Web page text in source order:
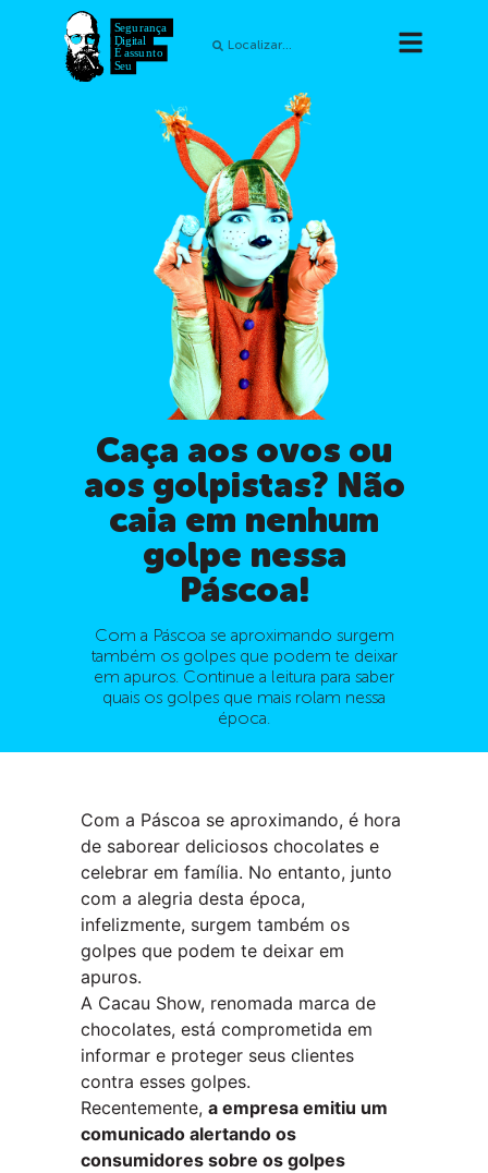
Caça aos ovos ou
aos golpistas? Não
caia em nenhum
golpe nessa
Páscoa!
Com a Páscoa se aproximando surgem
também os golpes que podem te deixar
em apuros. Continue a leitura para saber
quais os golpes que mais rolam nessa
época.
Com a Páscoa se aproximando, é hora
de saborear deliciosos chocolates e
celebrar em família. No entanto, junto
com a alegria desta época,
infelizmente, surgem também os
golpes que podem te deixar em
apuros.
A Cacau Show, renomada marca de
chocolates, está comprometida em
informar e proteger seus clientes
contra esses golpes.
Recentemente, a empresa emitiu um
comunicado alertando os
consumidores sobre os golpes